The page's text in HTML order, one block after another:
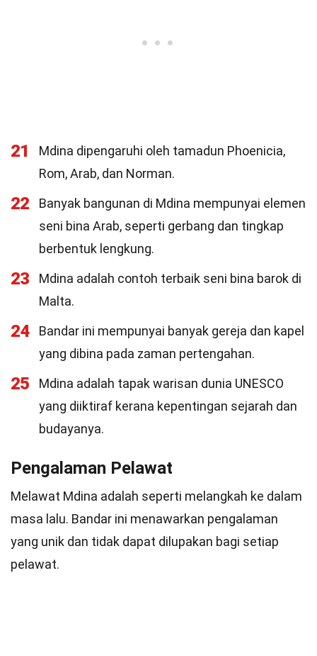
21
Mdina dipengaruhi oleh tamadun Phoenicia,
Rom, Arab, dan Norman.
22
Banyak bangunan di Mdina mempunyai elemen
seni bina Arab, seperti gerbang dan tingkap
berbentuk lengkung.
23
Mdina adalah contoh terbaik seni bina barok di
Malta.
24
Bandar ini mempunyai banyak gereja dan kapel
yang dibina pada zaman pertengahan.
25
Mdina adalah tapak warisan dunia UNESCO
yang diiktiraf kerana kepentingan sejarah dan
budayanya.
Pengalaman Pelawat
Melawat Mdina adalah seperti melangkah ke dalam
masa lalu. Bandar ini menawarkan pengalaman
yang unik dan tidak dapat dilupakan bagi setiap
pelawat.